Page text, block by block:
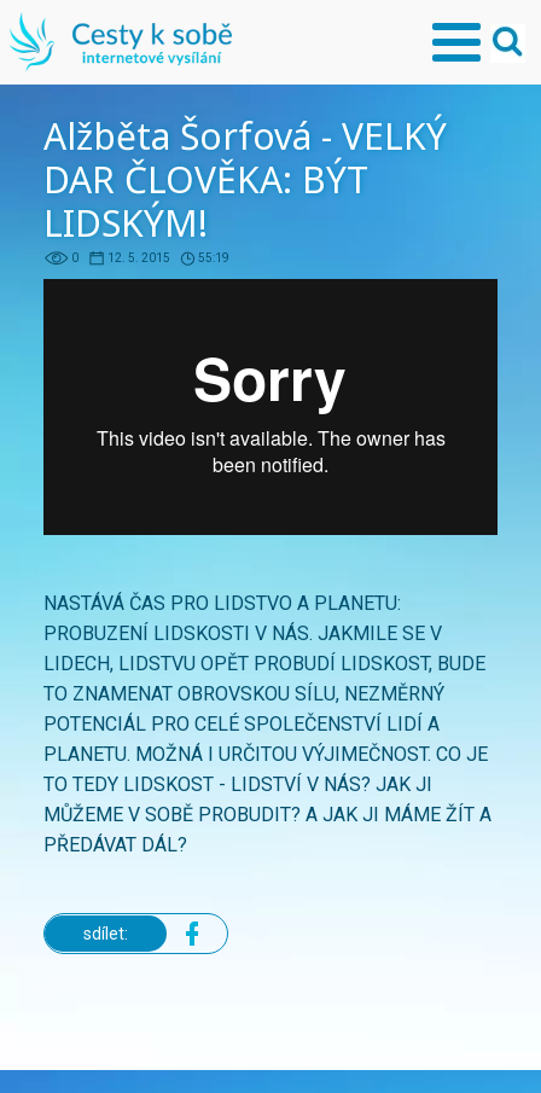
Alžběta Šorfová - VELKÝ
DAR ČLOVĚKA: BÝT
LIDSKÝM!
0 12. 5. 2015 55:19
NASTÁVÁ ČAS PRO LIDSTVO A PLANETU:
PROBUZENÍ LIDSKOSTI V NÁS. JAKMILE SE V
LIDECH, LIDSTVU OPĚT PROBUDÍ LIDSKOST, BUDE
TO ZNAMENAT OBROVSKOU SÍLU, NEZMĚRNÝ
POTENCIÁL PRO CELÉ SPOLEČENSTVÍ LIDÍ A
PLANETU. MOŽNÁ I URČITOU VÝJIMEČNOST. CO JE
TO TEDY LIDSKOST - LIDSTVÍ V NÁS? JAK JI
MŮŽEME V SOBĚ PROBUDIT? A JAK JI MÁME ŽÍT A
PŘEDÁVAT DÁL?
sdílet: